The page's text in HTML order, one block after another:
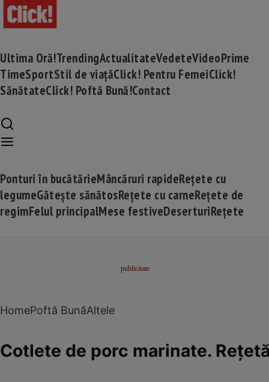
Ultima Oră!TrendingActualitateVedeteVideoPrime
TimeSportStil de viațăClick! Pentru FemeiClick!
SănătateClick! Poftă Bună!Contact
Ponturi în bucătărieMâncăruri rapideRețete cu
legumeGătește sănătosRețete cu carneRețete de
regimFelul principalMese festiveDeserturiRețete
HomePoftă BunăAltele
Cotlete de porc marinate.